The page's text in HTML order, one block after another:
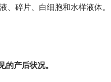
、碎片、白细胞和水样液体。
的产后状况。